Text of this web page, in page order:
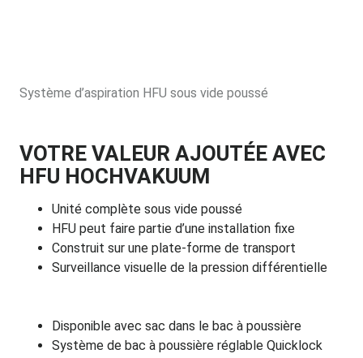
Système d’aspiration HFU sous vide poussé
VOTRE VALEUR AJOUTÉE AVEC
HFU HOCHVAKUUM
Unité complète sous vide poussé
HFU peut faire partie d’une installation fixe
Construit sur une plate-forme de transport
Surveillance visuelle de la pression différentielle
Disponible avec sac dans le bac à poussière
Système de bac à poussière réglable Quicklock